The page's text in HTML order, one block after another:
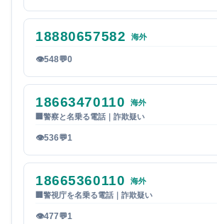
18880657582 海外
👁548💬0
18663470110
海外
警察と名乗る電話｜詐欺疑い
👁536💬1
18665360110
海外
警視庁を名乗る電話｜詐欺疑い
👁477💬1